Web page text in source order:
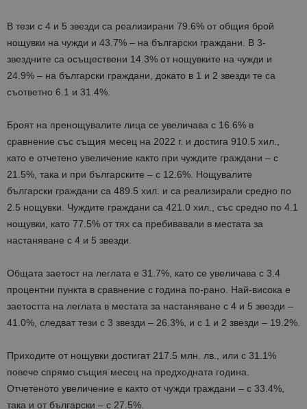
В тези с 4 и 5 звезди са реализирани 79.6% от общия брой
нощувки на чужди и 43.7% – на български граждани. В 3-
звездните са осъществени 14.3% от нощувките на чужди и
24.9% – на български граждани, докато в 1 и 2 звезди те са
съответно 6.1 и 31.4%.
Броят на пренощувалите лица се увеличава с 16.6% в
сравнение със същия месец на 2022 г. и достига 910.5 хил.,
като е отчетено увеличение както при чуждите граждани – с
21.5%, така и при българските – с 12.6%. Нощувалите
български граждани са 489.5 хил. и са реализирали средно по
2.5 нощувки. Чуждите граждани са 421.0 хил., със средно по 4.1
нощувки, като 77.5% от тях са пребивавали в местата за
настаняване с 4 и 5 звезди.
Общата заетост на леглата е 31.7%, като се увеличава с 3.4
процентни пункта в сравнение с година по-рано. Най-висока е
заетостта на леглата в местата за настаняване с 4 и 5 звезди –
41.0%, следват тези с 3 звезди – 26.3%, и с 1 и 2 звезди – 19.2%.
Приходите от нощувки достигат 217.5 млн. лв., или с 31.1%
повече спрямо същия месец на предходната година.
Отчетеното увеличение е както от чужди граждани – с 33.4%,
така и от български – с 27.5%.